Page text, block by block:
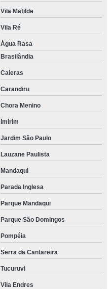
Vila Matilde
Vila Ré
Água Rasa
Brasilândia
Caieras
Carandiru
Chora Menino
Imirim
Jardim São Paulo
Lauzane Paulista
Mandaqui
Parada Inglesa
Parque Mandaqui
Parque São Domingos
Pompéia
Serra da Cantareira
Tucuruvi
Vila Endres